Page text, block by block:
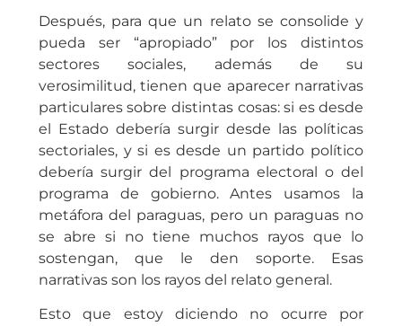
Después, para que un relato se consolide y
pueda ser “apropiado” por los distintos
sectores sociales, además de su
verosimilitud, tienen que aparecer narrativas
particulares sobre distintas cosas: si es desde
el Estado debería surgir desde las políticas
sectoriales, y si es desde un partido político
debería surgir del programa electoral o del
programa de gobierno. Antes usamos la
metáfora del paraguas, pero un paraguas no
se abre si no tiene muchos rayos que lo
sostengan, que le den soporte. Esas
narrativas son los rayos del relato general.
Esto que estoy diciendo no ocurre por